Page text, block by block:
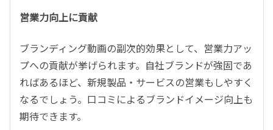
営業力向上に貢献
ブランディング動画の副次的効果として、営業力アッ
プへの貢献が挙げられます。自社ブランドが強固であ
ればあるほど、新規製品・サービスの営業もしやすく
なるでしょう。口コミによるブランドイメージ向上も
期待できます。